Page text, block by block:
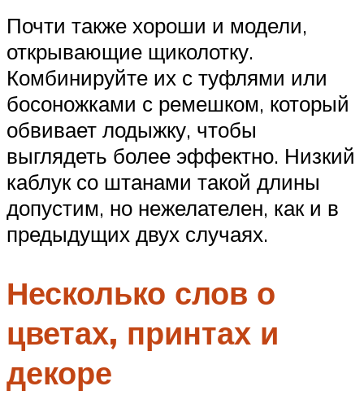
Почти также хороши и модели,
открывающие щиколотку.
Комбинируйте их с туфлями или
босоножками с ремешком, который
обвивает лодыжку, чтобы
выглядеть более эффектно. Низкий
каблук со штанами такой длины
допустим, но нежелателен, как и в
предыдущих двух случаях.
Несколько слов о
цветах, принтах и
декоре